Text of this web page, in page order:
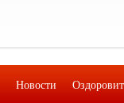
Новости